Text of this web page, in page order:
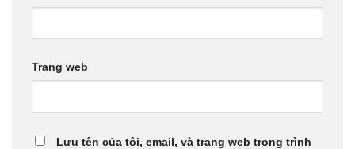
Trang web
Lưu tên của tôi, email, và trang web trong trình